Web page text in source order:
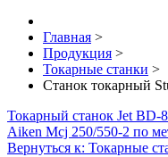
Главная >
Продукция >
Токарные станки >
Станок токарный
Токарный станок Jet BD-
Aiken Mcj 250/550-2 по
Вернуться к: Токарные